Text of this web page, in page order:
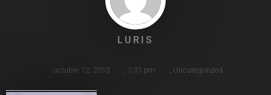
LURIS
octubre 12, 2013 7:31 pm Uncategorized